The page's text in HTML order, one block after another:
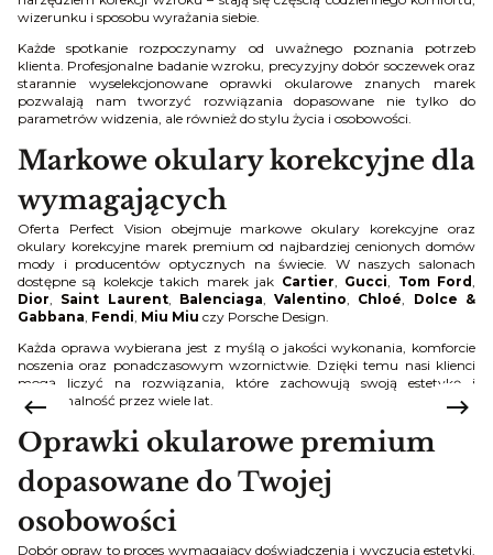
wizerunku i sposobu wyrażania siebie.
Każde spotkanie rozpoczynamy od uważnego poznania potrzeb
klienta. Profesjonalne badanie wzroku, precyzyjny dobór soczewek oraz
starannie wyselekcjonowane oprawki okularowe znanych marek
pozwalają nam tworzyć rozwiązania dopasowane nie tylko do
parametrów widzenia, ale również do stylu życia i osobowości.
Markowe okulary korekcyjne dla
wymagających
Oferta Perfect Vision obejmuje markowe okulary korekcyjne oraz
okulary korekcyjne marek premium od najbardziej cenionych domów
mody i producentów optycznych na świecie. W naszych salonach
dostępne są kolekcje takich marek jak Cartier Gucci Tom Ford
Dior
Saint Laurent, Balenciaga ,Valentino Chloé
Dolce &
Gabbana Fendi Miu Miu czy Porsche Design.
Każda oprawa wybierana jest z myślą o jakości wykonania, komforcie
noszenia oraz ponadczasowym wzornictwie. Dzięki temu nasi klienci
mogą liczyć na rozwiązania, które zachowują swoją estetykę i
funkcjonalność przez wiele lat.
Oprawki okularowe premium
dopasowane do Twojej
osobowości
Dobór opraw to proces wymagający doświadczenia i wyczucia estetyki.